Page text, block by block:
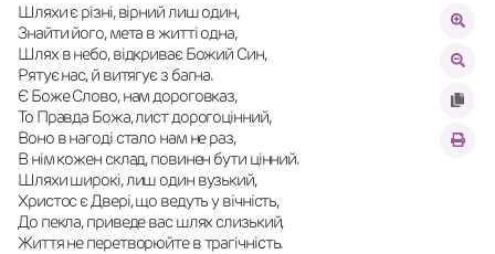
Шляхи є різні, вірний лиш один,
Знайти його, мета в житті одна,
Шлях в небо, відкриває Божий Син,
Рятує нас, й витягує з багна.
Є Боже Слово, нам дороговказ,
То Правда Божа, лист дорогоцінний,
Воно в нагоді стало нам не раз,
В нім кожен склад, повинен бути цінний.
Шляхи широкі, лиш один вузький,
Христос є Двері, що ведуть у вічність,
До пекла, приведе вас шлях слизький,
Життя не перетворюйте в трагічність.